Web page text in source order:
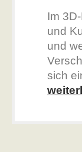
Im
und
und
sich